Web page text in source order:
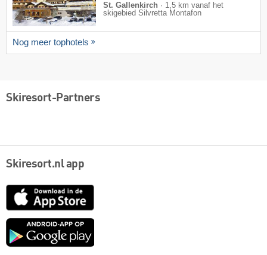
St. Gallenkirch · 1,5 km vanaf het
skigebied Silvretta Montafon
Nog meer tophotels
Skiresort-Partners
Skiresort.nl app
App
Google